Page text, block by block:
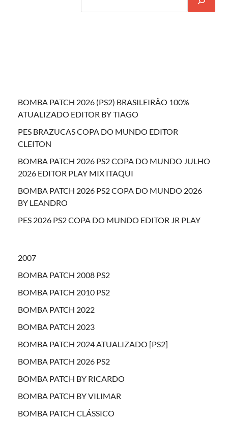
BOMBA PATCH 2026 (PS2) BRASILEIRÃO 100%
ATUALIZADO EDITOR BY TIAGO
PES BRAZUCAS COPA DO MUNDO EDITOR
CLEITON
BOMBA PATCH 2026 PS2 COPA DO MUNDO JULHO
2026 EDITOR PLAY MIX ITAQUI
BOMBA PATCH 2026 PS2 COPA DO MUNDO 2026
BY LEANDRO
PES 2026 PS2 COPA DO MUNDO EDITOR JR PLAY
2007
BOMBA PATCH 2008 PS2
BOMBA PATCH 2010 PS2
BOMBA PATCH 2022
BOMBA PATCH 2023
BOMBA PATCH 2024 ATUALIZADO [PS2]
BOMBA PATCH 2026 PS2
BOMBA PATCH BY RICARDO
BOMBA PATCH BY VILIMAR
BOMBA PATCH CLÁSSICO